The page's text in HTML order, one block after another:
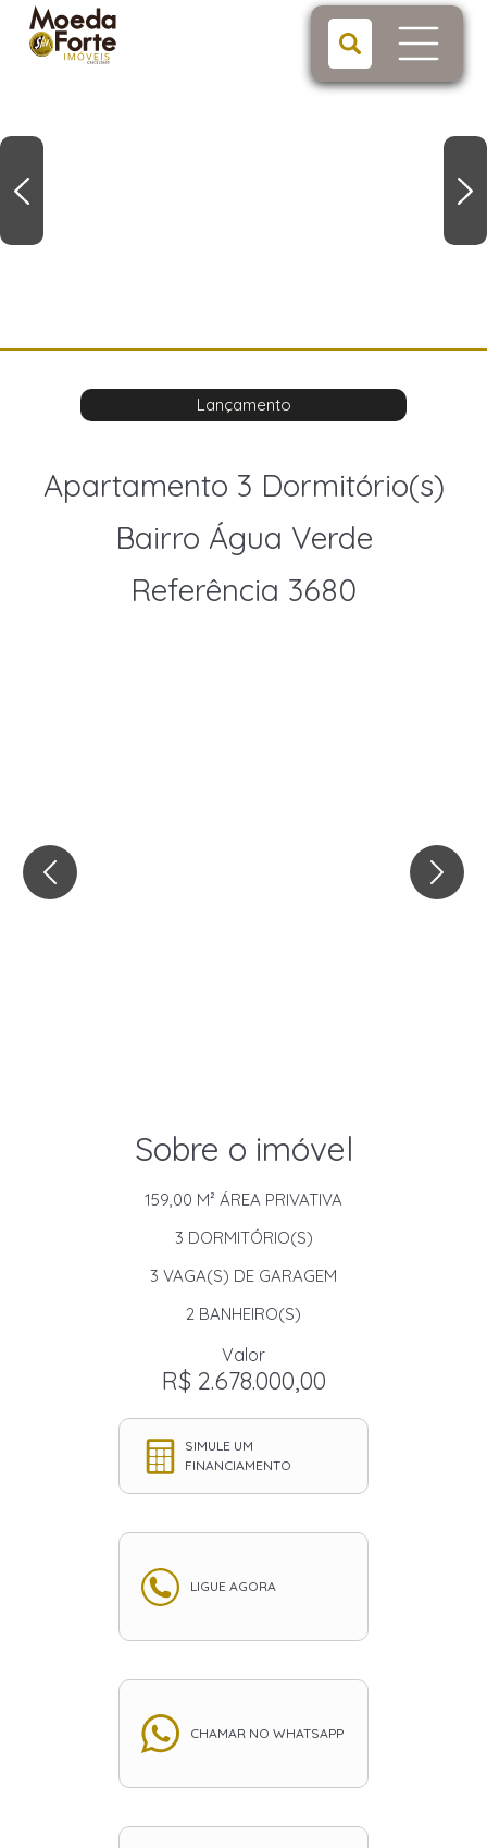
Lançamento
Apartamento 3 Dormitório(s)
Bairro Água Verde
Referência 3680
Sobre o imóvel
159,00 M² ÁREA PRIVATIVA
3 DORMITÓRIO(S)
3 VAGA(S) DE GARAGEM
2 BANHEIRO(S)
Valor
R$ 2.678.000,00
SIMULE UM
FINANCIAMENTO
LIGUE AGORA
CHAMAR NO WHATSAPP